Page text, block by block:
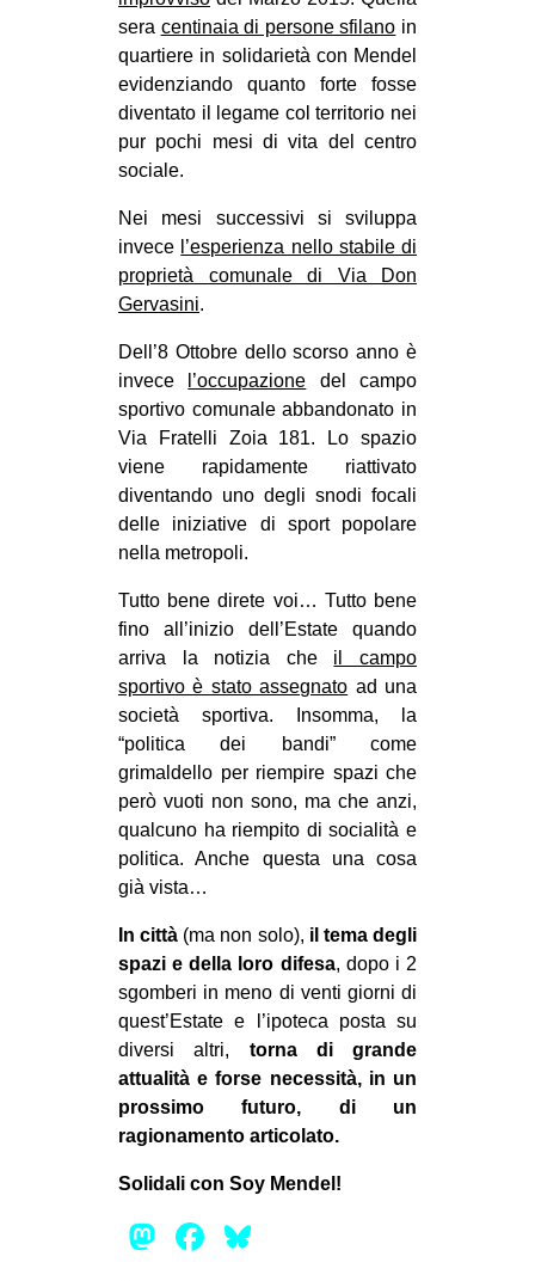
sera centinaia di persone sfilano in
quartiere in solidarietà con Mendel
evidenziando quanto forte fosse
diventato il legame col territorio nei
pur pochi mesi di vita del centro
sociale.
Nei mesi successivi si sviluppa
invece l’esperienza nello stabile di
proprietà comunale di Via Don
Gervasini.
Dell’8 Ottobre dello scorso anno è
invece
l’occupazione del campo
sportivo comunale abbandonato in
Via Fratelli Zoia 181. Lo spazio
viene rapidamente riattivato
diventando uno degli snodi focali
delle iniziative di sport popolare
nella metropoli.
Tutto bene direte voi… Tutto bene
fino all’inizio dell’Estate quando
arriva la notizia che il campo
sportivo è stato assegnato ad una
società sportiva. Insomma, la
“politica dei bandi” come
grimaldello per riempire spazi che
però vuoti non sono, ma che anzi,
qualcuno ha riempito di socialità e
politica. Anche questa una cosa
già vista…
In città (ma non solo), il tema degli
spazi e della loro difesa, dopo i 2
sgomberi in meno di venti giorni di
quest’Estate e l’ipoteca posta su
diversi altri, torna di grande
attualità e forse necessità, in un
prossimo futuro, di un
ragionamento articolato.
Solidali con Soy Mendel!
Mastodon
Facebook